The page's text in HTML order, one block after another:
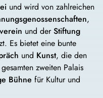
und wird von zahlreichen
,
und derStiftung
Es bietet eine bunte
und Kunst, die den
zweiten Palais
Bühne für Kultur und